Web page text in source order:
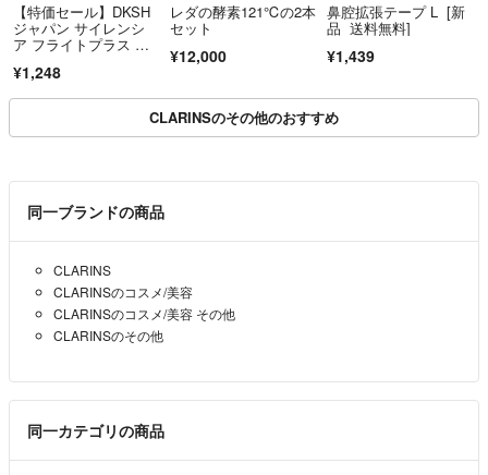
【特価セール】DKSH
ジャパン サイレンシ
ア フライトプラス 携
¥1,248
レダの酵素121℃の2本
セット
¥12,000
鼻腔拡張テープ L [新
品 送料無料]
¥1,439
CLARINSのその他のおすすめ
同一ブランドの商品
CLARINS
CLARINSのコスメ/美容
CLARINSのコスメ/美容 その他
CLARINSのその他
同一カテゴリの商品